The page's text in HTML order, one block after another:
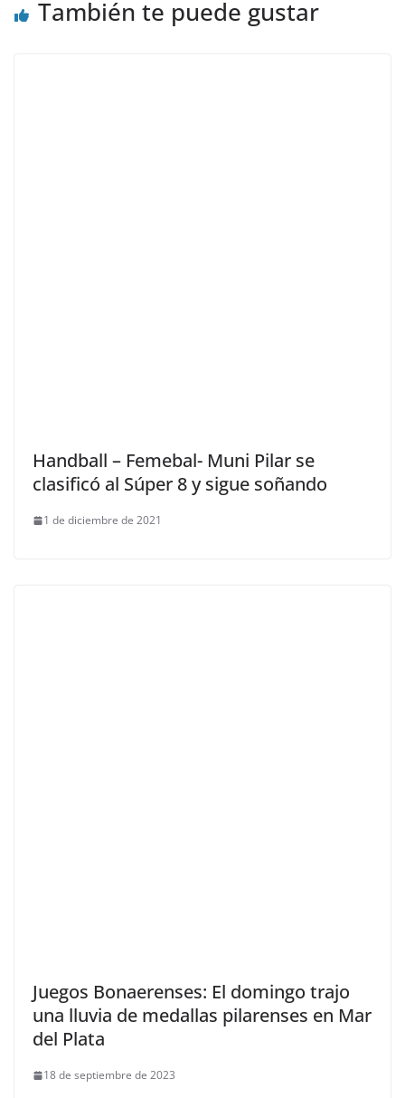
También te puede gustar
Handball – Femebal- Muni Pilar se
clasificó al Súper 8 y sigue soñando
1 de diciembre de 2021
Juegos Bonaerenses: El domingo trajo
una lluvia de medallas pilarenses en Mar
del Plata
18 de septiembre de 2023